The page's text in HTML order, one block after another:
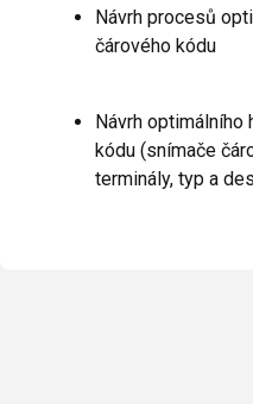
Návrh procesů
čárového kódu
Návrh
kódu (snímače
terminály, typ a